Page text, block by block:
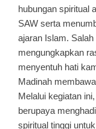
hubungan spiritual
SAW serta
ajaran Islam.
mengungkapkan
menyentuh hati
Madinah
Melalui kegiatan
berupaya
spiritual tinggi